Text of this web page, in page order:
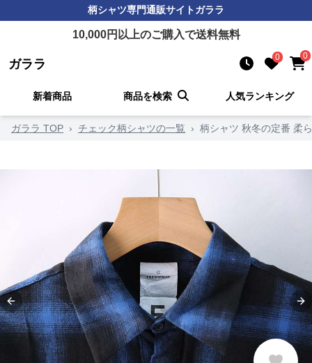
柄シャツ専門通販サイトガララ
10,000円以上のご購入で送料無料
ガララ 0 0
新着商品 商品を検索 人気ランキング
ガララ TOP › チェック柄シャツの一覧 › 柄シャツ 秋冬の定番 柔
Previous slide